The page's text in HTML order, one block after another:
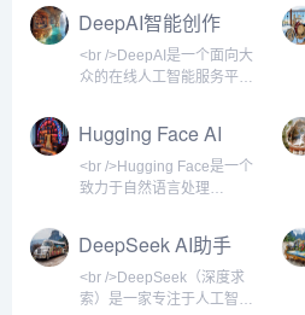
年推出GPT-4、多模态功能
及插件生态，持续引领AI对
话领域的发展。<br /><br />
·马斯克、山姆·奥特曼等人
共同创立。公司最初以非营
利组织的形式运营，旨在确
保人工智能技术能够安全、
限盈利”公司，以便吸引更多
投资，加速技术研发。如
今，OpenAI已成为全球最
模型、DALL-E系列图像生
成模
DeepAI智能创作
平台
<br />DeepAI是一个面向大
众的在线人工智能服务平
工具。用户无需下载软件，
只需在浏览器中访问官网，
即可体验前沿的AI能力。平
速获取AI辅助。<br /><br />
<br />DeepAI的核心功能包
括文本生成、图像生成、图
Hugging Face AI
平台介绍
<br />Hugging Face是一个
致力于自然语言处理
享的开源社区与平台。它提
供海量的预训练模型、数据
集和演示应用，让开发者能
够快速构建、训练和部署AI
DeepSeek AI助手
<br />DeepSeek（深度求
索）是一家专注于人工智能